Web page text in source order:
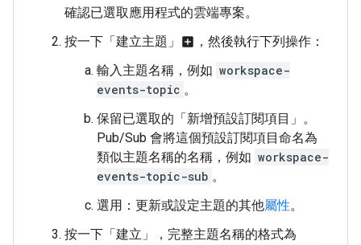
確認已選取應用程式的雲端專案。
按一下「建立主題」
add_box ，然後執行下列操作：
輸入主題名稱，例如 workspace-
events-topic 。
保留已選取的「新增預設訂閱項目」 。
Pub/Sub 會將這個預設訂閱項目命名為
類似主題名稱的名稱，例如 workspace-
events-topic-sub 。
選用：更新或設定主題的其他屬性。
按一下「建立」
，完整主題名稱的格式為